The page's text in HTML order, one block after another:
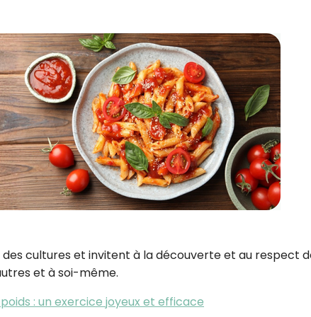
cultures et invitent à la découverte et au respect
et à soi-même.
: un exercice joyeux et efficace